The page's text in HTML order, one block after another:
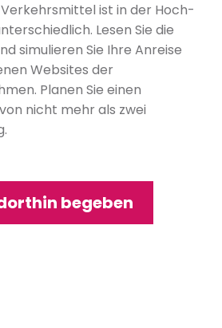
ist in der Hoch-
Lesen Sie die
simulieren Sie Ihre Anreise
Websites der
Planen Sie einen
nicht mehr als zwei
begeben